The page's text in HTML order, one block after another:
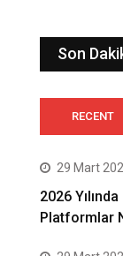
Son
RECENT
29 Mart
2026
Platformlar